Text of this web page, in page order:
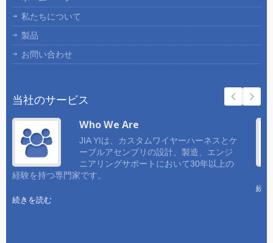
私たちについて
製品
お問い合わせ
当社のサービス
Who We Are
JIA YIは、カスタムワイヤーハーネスとケ
ーブルアセンブリの設計、製造、エンジ
ニアリングサポートにおいて30年以上の
経験を持つ専門家です。
続きを読む
続